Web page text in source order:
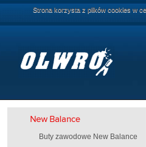
Strona korzysta z plików cookies w
Buty zawodowe New Balance